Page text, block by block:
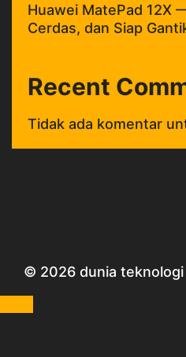
Huawei MatePad 12X
Cerdas, dan Siap
Recent
Tidak ada komentar
© 2026 dunia teknologi
Close